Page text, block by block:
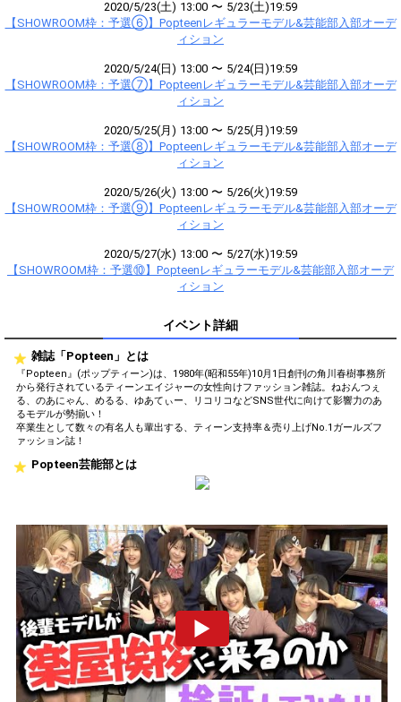
2020/5/23(土) 13:00 〜 5/23(土)19:59
【SHOWROOM枠：予選⑥】Popteenレギュラーモデル&芸能部入部オーデ
ィション
2020/5/24(日) 13:00 〜 5/24(日)19:59
【SHOWROOM枠：予選⑦】Popteenレギュラーモデル&芸能部入部オーデ
ィション
2020/5/25(月) 13:00 〜 5/25(月)19:59
【SHOWROOM枠：予選⑧】Popteenレギュラーモデル&芸能部入部オーデ
ィション
2020/5/26(火) 13:00 〜 5/26(火)19:59
【SHOWROOM枠：予選⑨】Popteenレギュラーモデル&芸能部入部オーデ
ィション
2020/5/27(水) 13:00 〜 5/27(水)19:59
【SHOWROOM枠：予選⑩】Popteenレギュラーモデル&芸能部入部オーデ
ィション
イベント詳細
雑誌「Popteen」とは
『Popteen』(ポップティーン)は、1980年(昭和55年)10月1日創刊の角川春樹事務所
から発行されているティーンエイジャーの女性向けファッション雑誌。ねおんつぇ
る、のあにゃん、めるる、ゆあてぃー、リコリコなどSNS世代に向けて影響力のあ
るモデルが勢揃い！
卒業生として数々の有名人も輩出する、ティーン支持率＆売り上げNo.1ガールズフ
ァッション誌！
Popteen芸能部とは